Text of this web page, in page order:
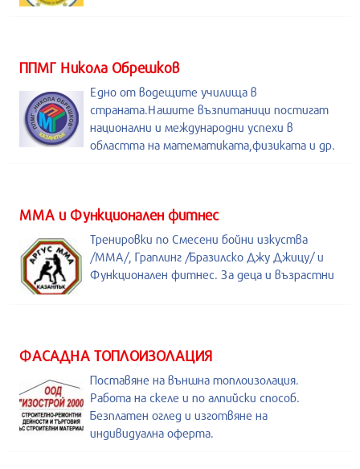
ППМГ Никола Обрешков
Едно от водещите училища в
страната.Нашите възпитаници постигат
национални и международни успехи в
областта на математиката,физиката и др.
ММА и Функционален фитнес
Тренировки по Смесени бойни изкуства
/MMA/, Граплинг /Бразилско Джу Джицу/ и
Функционален фитнес. За деца и възрастни
ФАСАДНА ТОПЛОИЗОЛАЦИЯ
Поставяне на външна топлоизолация.
Работа на скеле и по алпийски способ.
Безплатен оглед и изготвяне на
индивидуална оферта.